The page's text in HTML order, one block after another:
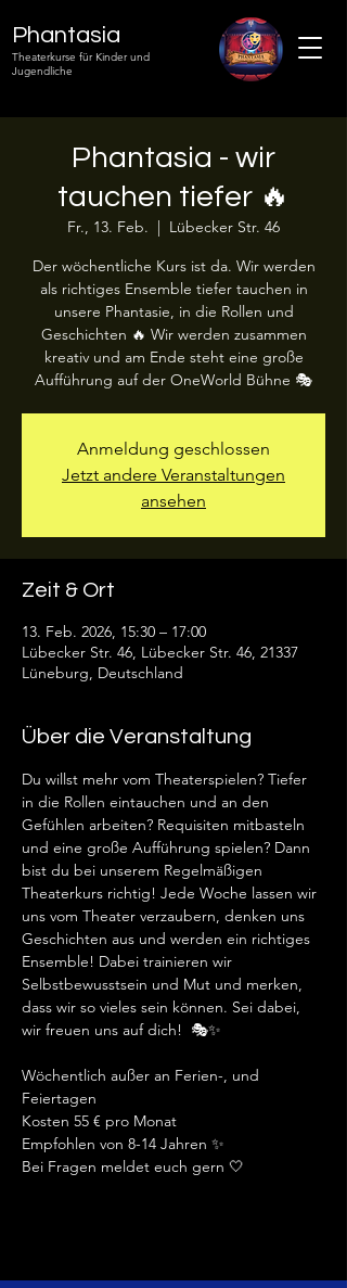
Phantasia
Theaterkurse für Kinder und
Jugendliche
Phantasia - wir
tauchen tiefer 🔥
Fr., 13. Feb.
  |
Lübecker Str. 46
Der wöchentliche Kurs ist da. Wir werden
als richtiges Ensemble tiefer tauchen in
unsere Phantasie, in die Rollen und
Geschichten 🔥 Wir werden zusammen
kreativ und am Ende steht eine große
Aufführung auf der OneWorld Bühne 🎭
Anmeldung geschlossen
Jetzt andere Veranstaltungen
ansehen
Zeit & Ort
13. Feb. 2026, 15:30 – 17:00
Lübecker Str. 46, Lübecker Str. 46, 21337
Lüneburg, Deutschland
Über die Veranstaltung
Du willst mehr vom Theaterspielen? Tiefer
in die Rollen eintauchen und an den
Gefühlen arbeiten? Requisiten mitbasteln
und eine große Aufführung spielen? Dann
bist du bei unserem Regelmäßigen
Theaterkurs richtig! Jede Woche lassen wir
uns vom Theater verzaubern, denken uns
Geschichten aus und werden ein richtiges
Ensemble! Dabei trainieren wir
Selbstbewusstsein und Mut und merken,
dass wir so vieles sein können. Sei dabei,
wir freuen uns auf dich!  🎭✨️
Wöchentlich außer an Ferien-, und
Feiertagen
Kosten 55 € pro Monat
Empfohlen von 8-14 Jahren ✨️
Bei Fragen meldet euch gern 🤍